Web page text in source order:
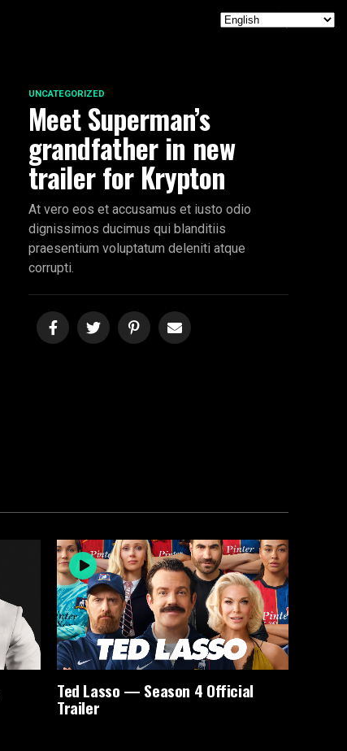
UNCATEGORIZED
Meet Superman’s
grandfather in new
trailer for Krypton
At vero eos et accusamus et iusto odio
dignissimos ducimus qui blanditiis
praesentium voluptatum deleniti atque
corrupti.
Ted Lasso — Season 4 Official
Trailer